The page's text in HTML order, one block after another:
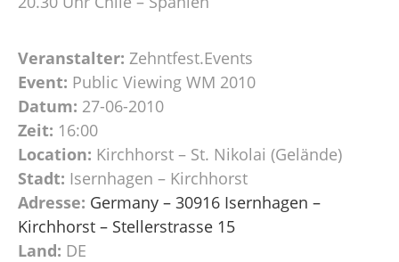
Veranstalter: Zehntfest.Events
Event: Public Viewing WM 2010
Datum: 27-06-2010
Zeit: 16:00
Location: Kirchhorst – St. Nikolai (Gelände)
Stadt: Isernhagen – Kirchhorst
Adresse: Germany – 30916 Isernhagen –
Kirchhorst – Stellerstrasse 15
Land: DE